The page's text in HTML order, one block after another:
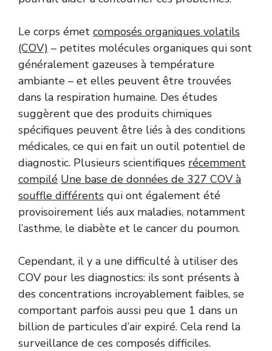
Le corps émet composés organiques volatils
(COV) – petites molécules organiques qui sont
généralement gazeuses à température
ambiante – et elles peuvent être trouvées
dans la respiration humaine. Des études
suggèrent que des produits chimiques
spécifiques peuvent être liés à des conditions
médicales, ce qui en fait un outil potentiel de
diagnostic. Plusieurs scientifiques récemment
compilé Une base de données de 327 COV à
souffle différents qui ont également été
provisoirement liés aux maladies, notamment
l’asthme, le diabète et le cancer du poumon.
Cependant, il y a une difficulté à utiliser des
COV pour les diagnostics: ils sont présents à
des concentrations incroyablement faibles, se
comportant parfois aussi peu que 1 dans un
billion de particules d’air expiré. Cela rend la
surveillance de ces composés difficiles.